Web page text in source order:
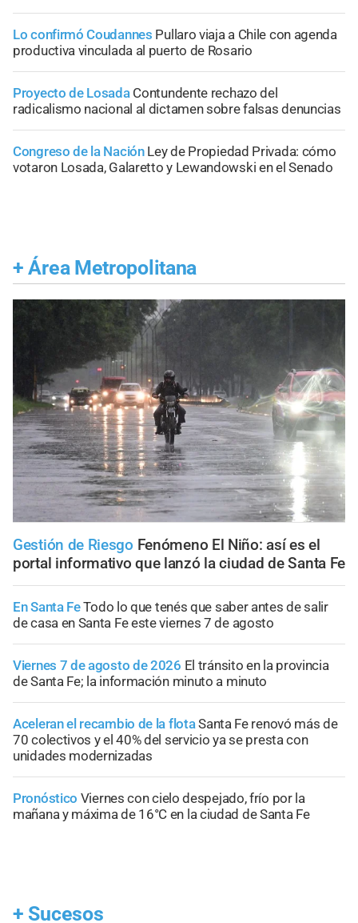
Lo confirmó Coudannes Pullaro viaja a Chile con agenda
productiva vinculada al puerto de Rosario
Proyecto de Losada Contundente rechazo del
radicalismo nacional al dictamen sobre falsas denuncias
Congreso de la Nación Ley de Propiedad Privada: cómo
votaron Losada, Galaretto y Lewandowski en el Senado
+ Área Metropolitana
Gestión de Riesgo Fenómeno El Niño: así es el
portal informativo que lanzó la ciudad de Santa Fe
En Santa FeTodo lo que tenés que saber antes de salir
de casa en Santa Fe este viernes 7 de agosto
Viernes 7 de agosto de 2026 El tránsito en la provincia
de Santa Fe; la información minuto a minuto
Aceleran el recambio de la flotaSanta Fe renovó más de
70 colectivos y el 40% del servicio ya se presta con
unidades modernizadas
Pronóstico Viernes con cielo despejado, frío por la
mañana y máxima de 16°C en la ciudad de Santa Fe
+ Sucesos